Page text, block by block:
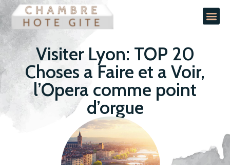
Visiter Lyon: TOP 20
Choses a Faire et a Voir,
l’Opera comme point
d’orgue